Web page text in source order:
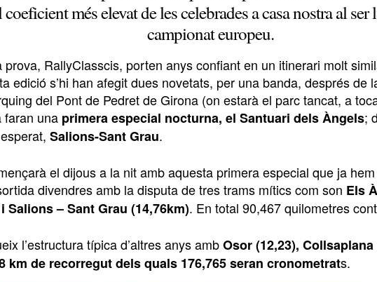
més elevat de les celebrades a casa nostra al
campionat europeu.
prova, RallyClasscis, porten anys confiant en un itinerari molt
edició s’hi han afegit dues novetats, per una banda, després de
del Pont de Pedret de Girona (on estarà el parc tancat, a
faran una primera especial nocturna, el Santuari dels Àngels;
Salions-Sant Grau.
el dijous a la nit amb aquesta primera especial que ja
divendres amb la disputa de tres trams mítics com son Els
Salions – Sant Grau (14,76km). En total 90,467 quilometres
l’estructura típica d’altres anys ambOsor (12,23),
km de recorregut dels quals 176,765 seran cronometrats.